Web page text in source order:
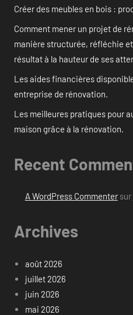
Créer des meubles en bois :
Comment mener un projet de
manière structurée, réfléchie
résultat à la hauteur de ses
Les aides financières
entreprise de rénovation.
Les meilleures pratiques pour
maison grâce à la rénovation.
Recent
A WordPress Commentersur
Archives
août 2026
juillet 2026
juin 2026
mai 2026